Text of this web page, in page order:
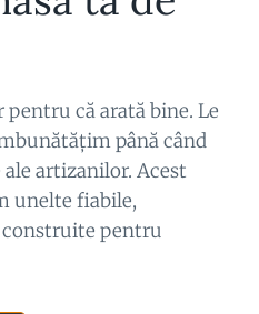
pentru că arată bine. Le
până când
artizanilor. Acest
unelte fiabile,
pentru